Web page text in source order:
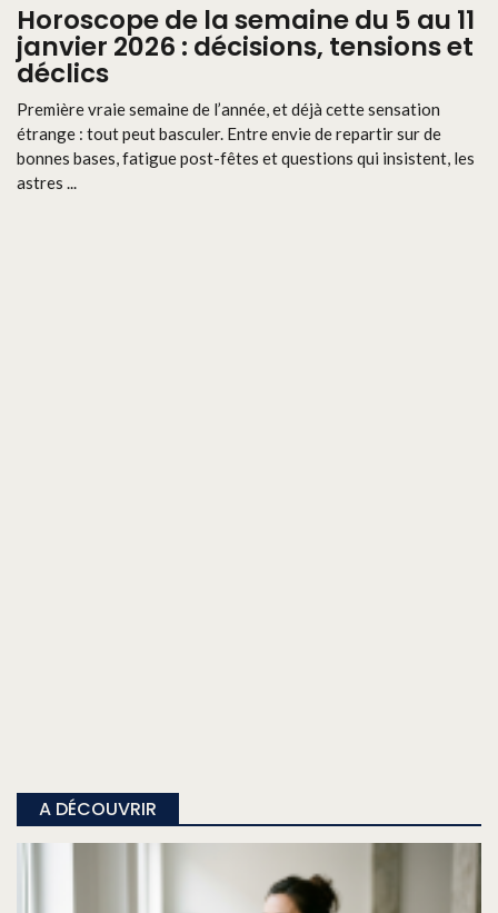
Horoscope de la semaine du 5 au 11
janvier 2026 : décisions, tensions et
déclics
Première vraie semaine de l’année, et déjà cette sensation
étrange : tout peut basculer. Entre envie de repartir sur de
bonnes bases, fatigue post-fêtes et questions qui insistent, les
astres ...
A DÉCOUVRIR